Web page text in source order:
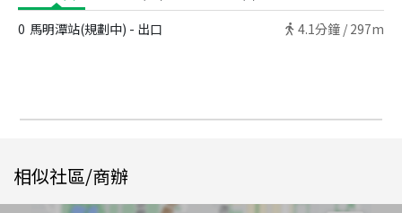
0 馬明潭站(規劃中) - 出口 4.1分鐘 / 297m
相似社區/商辦